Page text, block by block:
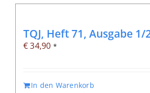
TQJ, Heft 71, Ausgabe 1/
€34,90 *
In den Warenkorb